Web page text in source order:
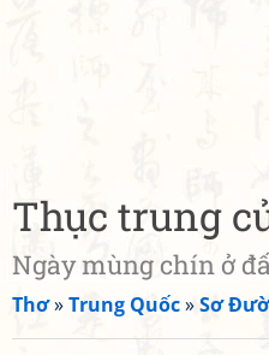
Thục trung
Ngày mùng chín ở
Thơ»Trung Quốc»Sơ